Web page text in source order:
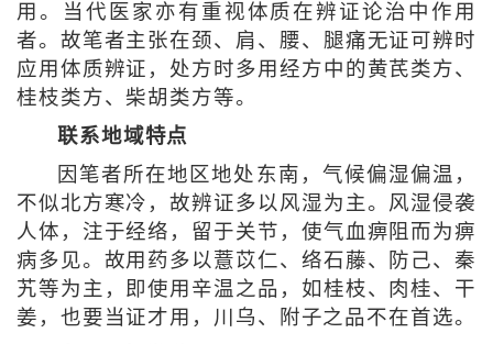
用。当代医家亦有重视体质在辨证论治中作用
者。故笔者主张在颈、肩、腰、腿痛无证可辨时
应用体质辨证，处方时多用经方中的黄芪类方、
桂枝类方、柴胡类方等。
联系地域特点
因笔者所在地区地处东南，气候偏湿偏温，
不似北方寒冷，故辨证多以风湿为主。风湿侵袭
人体，注于经络，留于关节，使气血痹阻而为痹
病多见。故用药多以薏苡仁、络石藤、防己、秦
艽等为主，即使用辛温之品，如桂枝、肉桂、干
姜，也要当证才用，川乌、附子之品不在首选。